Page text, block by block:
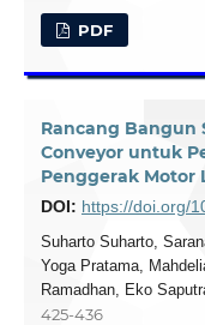
PDF
Rancang Bangun
Conveyor untuk
Penggerak Motor
DOI: https://doi.org/
Suharto Suharto,
Yoga Pratama,
Ramadhan, Eko
425-436